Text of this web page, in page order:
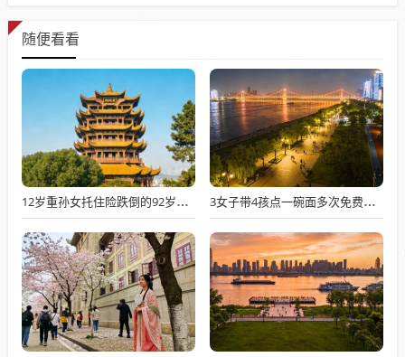
随便看看
12岁重孙女托住险跌倒的92岁太爷爷 3女子带4孩点一碗面多次免费续面